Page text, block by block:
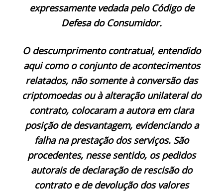
expressamente vedada pelo Código de
Defesa do Consumidor.
O descumprimento contratual, entendido
aqui como o conjunto de acontecimentos
relatados, não somente à conversão das
criptomoedas ou à alteração unilateral do
contrato, colocaram a autora em clara
posição de desvantagem, evidenciando a
falha na prestação dos serviços. São
procedentes, nesse sentido, os pedidos
autorais de declaração de rescisão do
contrato e de devolução dos valores